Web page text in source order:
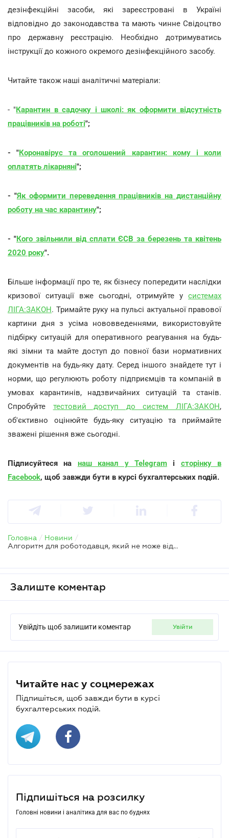
дезінфекційні засоби, які зареєстровані в Україні
відповідно до законодавства та мають чинне Свідоцтво
про державну реєстрацію. Необхідно дотримуватись
інструкції до кожного окремого дезінфекційного засобу.
Читайте також наші аналітичні матеріали:
- "Карантин в садочку і школі: як оформити відсутність
працівників на роботі";
- "Коронавірус та оголошений карантин: кому і коли
оплатять лікарняні";
- "Як оформити переведення працівників на дистанційну
роботу на час карантину";
- "Кого звільнили від сплати ЄСВ за березень та квітень
2020 року".
Більше інформації про те, як бізнесу попередити наслідки
кризової ситуації вже сьогодні, отримуйте у системах
ЛІГА:ЗАКОН. Тримайте руку на пульсі актуальної правової
картини дня з усіма нововведеннями, використовуйте
підбірку ситуацій для оперативного реагування на будь-
які зімни та майте доступ до повної бази нормативних
документів на будь-яку дату. Серед іншого знайдете тут і
норми, що регулюють роботу підприємців та компаній в
умовах карантинів, надзвичайних ситуацій та станів.
Спробуйте тестовий доступ до систем ЛІГА:ЗАКОН,
об'єктивно оцінюйте будь-яку ситуацію та приймайте
зважені рішення вже сьогодні.
Підписуйтеся на наш канал у Telegramі сторінку в
Facebook, щоб завжди бути в курсі бухгалтерських подій.
Головна / Новини /
Алгоритм для роботодавця, який не може відправити працівників на дистанційну роботу
Залиште коментар
Увійдіть щоб залишити коментар увійти
Читайте нас у соцмережах
Підпишіться, щоб завжди бути в курсі
бухгалтерських подій.
Підпишіться на розсилку
Головні новини і аналітика для вас по буднях